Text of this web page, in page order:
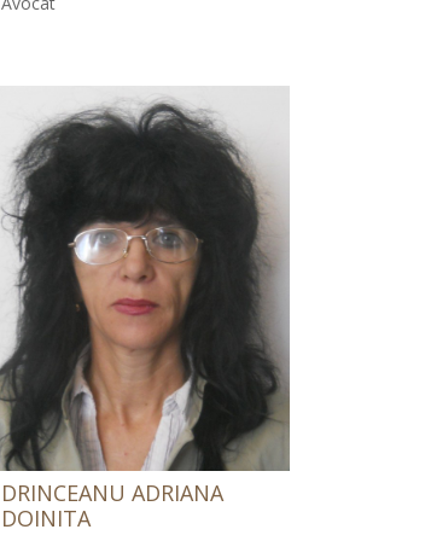
DRINCEANU ADRIANA
DOINITA